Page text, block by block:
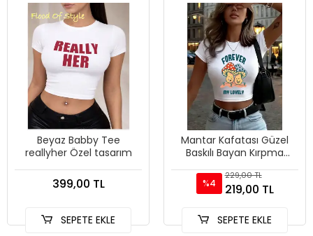
Beyaz Babby Tee
reallyher Özel tasarım
399,00 TL
SEPETE EKLE
Mantar Kafatası Güzel
Baskılı Bayan Kırpma
Sokak Şıklığı Yumuşak Kıs
%4
229,00 TL
219,00 TL
SEPETE EKLE